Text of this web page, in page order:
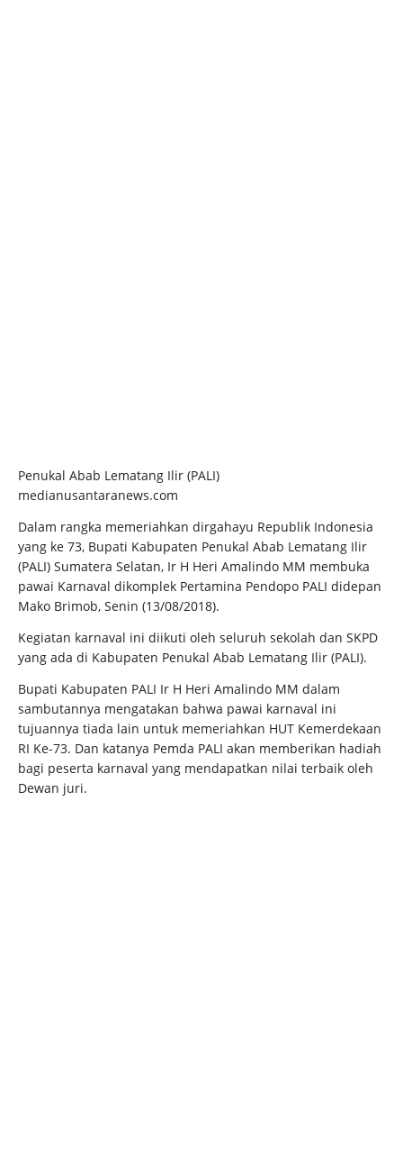
Penukal Abab Lematang Ilir (PALI)
medianusantaranews.com
Dalam rangka memeriahkan dirgahayu Republik Indonesia
yang ke 73, Bupati Kabupaten Penukal Abab Lematang Ilir
(PALI) Sumatera Selatan, Ir H Heri Amalindo MM membuka
pawai Karnaval dikomplek Pertamina Pendopo PALI didepan
Mako Brimob, Senin (13/08/2018).
Kegiatan karnaval ini diikuti oleh seluruh sekolah dan SKPD
yang ada di Kabupaten Penukal Abab Lematang Ilir (PALI).
Bupati Kabupaten PALI Ir H Heri Amalindo MM dalam
sambutannya mengatakan bahwa pawai karnaval ini
tujuannya tiada lain untuk memeriahkan HUT Kemerdekaan
RI Ke-73. Dan katanya Pemda PALI akan memberikan hadiah
bagi peserta karnaval yang mendapatkan nilai terbaik oleh
Dewan juri.